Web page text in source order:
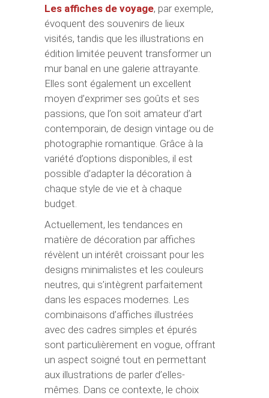
Les affiches de voyage, par exemple,
évoquent des souvenirs de lieux
visités, tandis que les illustrations en
édition limitée peuvent transformer un
mur banal en une galerie attrayante.
Elles sont également un excellent
moyen d’exprimer ses goûts et ses
passions, que l’on soit amateur d’art
contemporain, de design vintage ou de
photographie romantique. Grâce à la
variété d’options disponibles, il est
possible d’adapter la décoration à
chaque style de vie et à chaque
budget.
Actuellement, les tendances en
matière de décoration par affiches
révèlent un intérêt croissant pour les
designs minimalistes et les couleurs
neutres, qui s’intègrent parfaitement
dans les espaces modernes. Les
combinaisons d’affiches illustrées
avec des cadres simples et épurés
sont particulièrement en vogue, offrant
un aspect soigné tout en permettant
aux illustrations de parler d’elles-
mêmes. Dans ce contexte, le choix